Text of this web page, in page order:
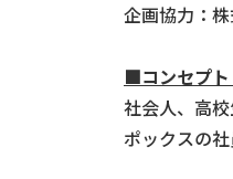
企画協力：
■コンセプト
社会人、高
ポックスの